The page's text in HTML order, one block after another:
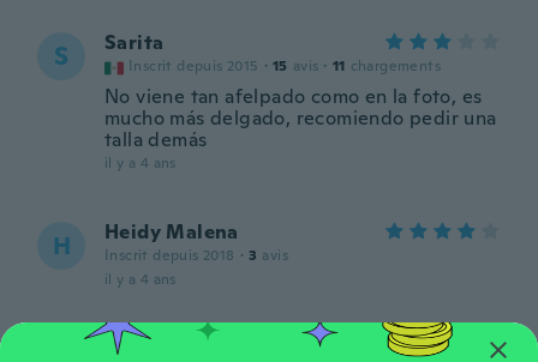
S Sarita
Inscrit depuis 2015 · 15 avis · 11 chargements
No viene tan afelpado como en la foto, es
mucho más delgado, recomiendo pedir una
talla demás
il y a 4 ans
H Heidy Malena
Inscrit depuis 2018 · 3 avis
il y a 4 ans
Terri